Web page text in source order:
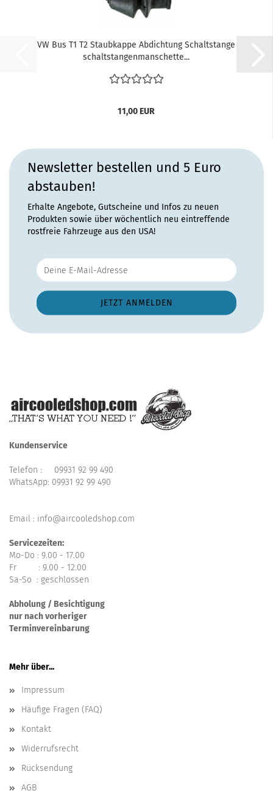
VW Bus T1 T2 Staubkappe Abdichtung Schaltstange
schaltstangenmanschette...
11,00 EUR
Newsletter bestellen und 5 Euro
abstauben!
Erhalte Angebote, Gutscheine und Infos zu neuen
Produkten sowie über wöchentlich neu eintreffende
rostfreie Fahrzeuge aus den USA!
Kundenservice
Telefon : 09931 92 99 490
WhatsApp: 09931 92 99 490
Email : info@aircooledshop.com
Servicezeiten:
Mo-Do : 9.00 - 17.00
Fr : 9.00 - 12.00
Sa-So : geschlossen
Abholung / Besichtigung
nur nach vorheriger
Terminvereinbarung
Mehr über...
Impressum
Häufige Fragen (FAQ)
Kontakt
Widerrufsrecht
Rücksendung
AGB